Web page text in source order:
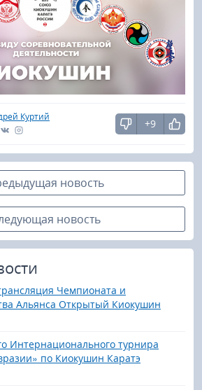
Куртий
+9
новость
новость
Чемпионата и
Альянса Открытый Киокушин
Интернационального турнира
по Киокушин Каратэ